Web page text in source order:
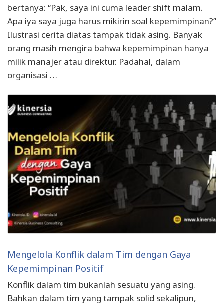
bertanya: “Pak, saya ini cuma leader shift malam.
Apa iya saya juga harus mikirin soal kepemimpinan?”
Ilustrasi cerita diatas tampak tidak asing. Banyak
orang masih mengira bahwa kepemimpinan hanya
milik manajer atau direktur. Padahal, dalam
organisasi …
Mengelola Konflik dalam Tim dengan Gaya
Kepemimpinan Positif
Konflik dalam tim bukanlah sesuatu yang asing.
Bahkan dalam tim yang tampak solid sekalipun,